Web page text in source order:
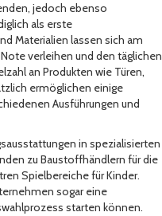
jedoch ebenso
als erste
Materialien lassen sich am
verleihen und den täglichen
an Produkten wie Türen,
ermöglichen einige
Ausführungen und
in spezialisierten
zu Baustoffhändlern für die
Spielbereiche für Kinder.
sogar eine
starten können.